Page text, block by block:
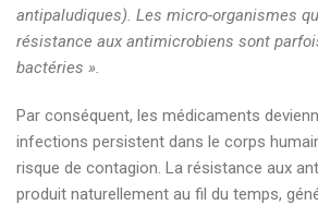
antipaludiques). Les micro-organismes
résistance aux antimicrobiens sont
bactéries ».
Par conséquent, les médicaments
infections persistent dans le corps
risque de contagion. La résistance aux
produit naturellement au fil du temps,